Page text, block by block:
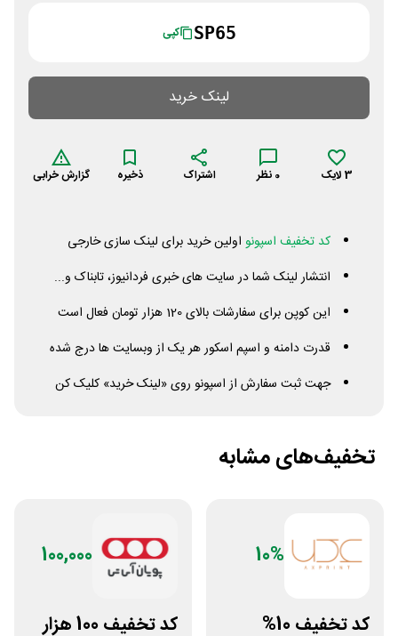
SP65 کپی
لینک خرید
3 لایک 0 نظر اشتراک ذخیره گزارش خرابی
کد تخفیف اسپونو اولین خرید برای لینک سازی خارجی
انتشار لینک شما در سایت های خبری فردانیوز، تابناک و...
این کوپن برای سفارشات بالای 120 هزار تومان فعال است
قدرت دامنه و اسپم اسکور هر یک از وبسایت ها درج شده
جهت ثبت سفارش از اسپونو روی «لینک خرید» کلیک کن
تخفیف‌های مشابه
10%
کد تخفیف 10%
100,000
کد تخفیف 100 هزار